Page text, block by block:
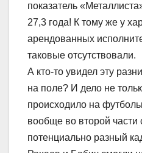
показатель
27,3 года! К тому же у
арендованных
таковые отсутствовали.
А кто-то увидел эту
на поле? И дело не
происходило на
вообще во второй части
потенциально разный